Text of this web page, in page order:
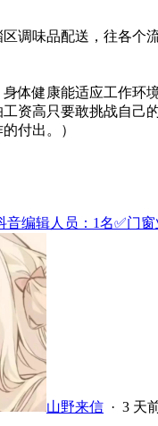
调味品配送，往各个
体健康能适应工作环
资高只要敢挑战自己
付出。）
编辑人员：1名✅门
山野来信 · 3 天